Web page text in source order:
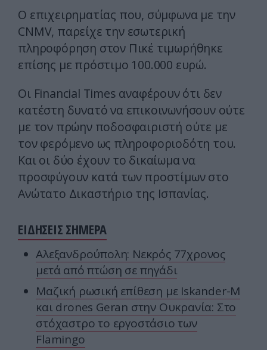
Ο επιχειρηματίας που, σύμφωνα με την
CNMV, παρείχε την εσωτερική
πληροφόρηση στον Πικέ τιμωρήθηκε
επίσης με πρόστιμο 100.000 ευρώ.
Οι Financial Times αναφέρουν ότι δεν
κατέστη δυνατό να επικοινωνήσουν ούτε
με τον πρώην ποδοσφαιριστή ούτε με
τον φερόμενο ως πληροφοριοδότη του.
Και οι δύο έχουν το δικαίωμα να
προσφύγουν κατά των προστίμων στο
Ανώτατο Δικαστήριο της Ισπανίας.
ΕΙΔΗΣΕΙΣ ΣΗΜΕΡΑ
Αλεξανδρούπολη: Νεκρός 77χρονος
μετά από πτώση σε πηγάδι
Μαζική ρωσική επίθεση με Iskander-M
και drones Geran στην Ουκρανία: Στο
στόχαστρο το εργοστάσιο των
Flamingo